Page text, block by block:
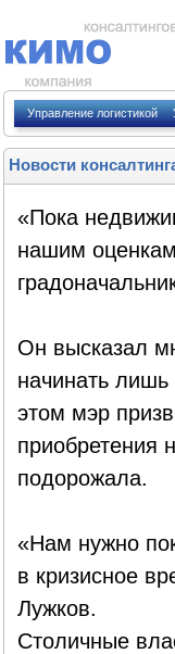
Управление логистикой
Новости
«Пока
нашим
Он высказал
начинать лишь
этом мэр
приобретения
подорожала.
«Нам нужно
в кризисное
Лужков.
Столичные